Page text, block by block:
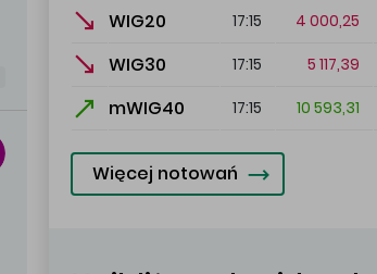
WIG20 17:15 4 000,25
WIG30 17:15 5 117,39
mWIG40 17:15 10 593,31
Więcej notowań